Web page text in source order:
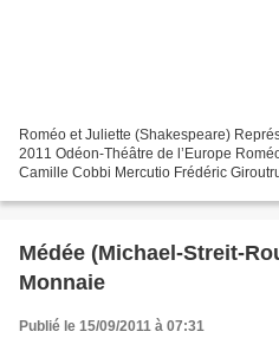
Roméo et Juliette (Shakespeare)
2011 Odéon-Théâtre de l’Europe
Camille Cobbi Mercutio Frédéric
Médée (Michael-Streit-
Monnaie
Publié le 15/09/2011 à 07:31